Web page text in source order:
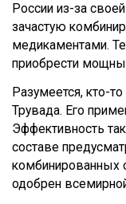
России из-за
зачастую
медикаментами.
приобрести
Разумеется, кто-
Трувада. Его
Эффективность
составе
комбинированных
одобрен